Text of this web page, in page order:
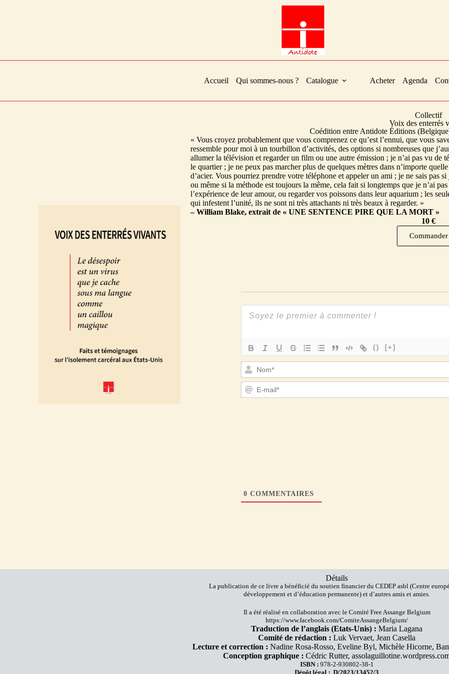
Accueil Qui sommes-nous ? Catalogue Acheter Agenda
Collectif
Voix des enterrés
Coédition entre Antidote Éditions
« Vous croyez probablement que vous comprenez ce qu’est l’ennui, que vous
ressemble pour moi à un tourbillon d’activités, des options si nombreuses que
allumer la télévision et regarder un film ou une autre émission ; je n’ai pas vu de
le quartier ; je ne peux pas marcher plus de quelques mètres dans n’importe
d’acier. Vous pourriez prendre votre téléphone et appeler un ami ; je ne sais pas
ou même si la méthode est toujours la même, cela fait si longtemps que je n’ai
l’expérience de leur amour, ou regarder vos poissons dans leur aquarium ; les
qui infestent l’unité, ils ne sont ni très attachants ni très beaux à regarder. »
– William Blake, extrait de « UNE SENTENCE PIRE QUE LA MORT »
10 €
Commander
{} [+]
0 COMMENTAIRES
Détails
La publication de ce livre a bénéficié du soutien financier du CEDEP asbl (Centre
développement et d’éducation permanente) et d’autres amis et amies.
Il a été réalisé en collaboration avec le Comité Free Assange Belgium
https://www.facebook.com/ComiteAssangeBelgium/
Traduction de l’anglais (Etats-Unis) : Maria Lagana
Comité de rédaction : Luk Vervaet, Jean Casella
Lecture et correction : Nadine Rosa-Rosso, Eveline Byl, Michèle Hicorne,
Conception graphique : Cédric Rutter,
ISBN : 978-2-930802-38-1
Dépôt légal : D/2023/13452/3